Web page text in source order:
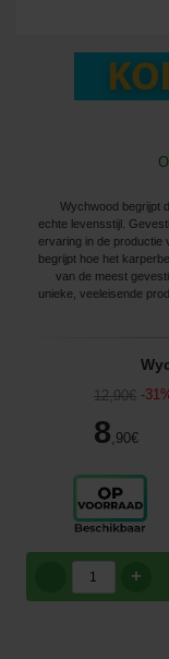
Wychwood begrijpt
echte levensstijl.
ervaring in de productie
begrijpt hoe het
van de meest
unieke, veeleisende
12,90€ -31
8 ,90€
+